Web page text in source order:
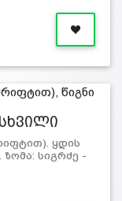
ყდის
ზომა: სიგრძე -